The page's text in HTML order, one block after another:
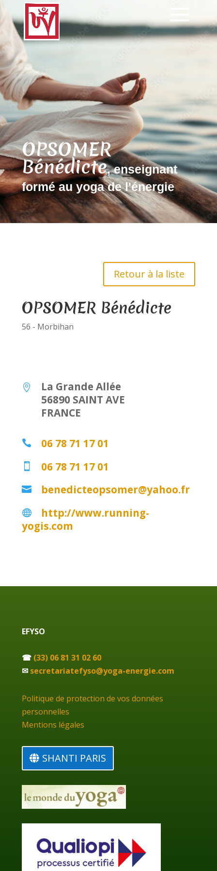
OPSOMER
Bénédicte, enseignant
formé au yoga de l'énergie
Retour à la liste
OPSOMER Bénédicte
56 - Morbihan

La Grande Allée
56890 SAINT AVE
FRANCE
 06 78 71 17 01
 06 78 71 17 01
 benedicteopsomer@yahoo.fr

http://www.running-
yogis.com
EFYSO
☎ (33) 06 81 31 02 60
✉ secretariatefyso@yoga-energie.com
Politique de protection de vos données
personnelles
Mentions légales
SHANTI PARIS